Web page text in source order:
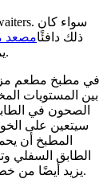
ذلك دافئًامصعد
يمكن لهذه المصاعد أن تحدث عالمًا من الاختلاف.
في مطبخ مطعم
بين المستويات
الصحون في
المطبخ أن
الطابق السفلي
يزيد أيضًا من خطر الحوادث مثل الانسكابات والألواح المتساقطة.